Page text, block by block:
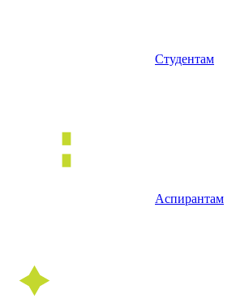
Студентам
Аспирантам